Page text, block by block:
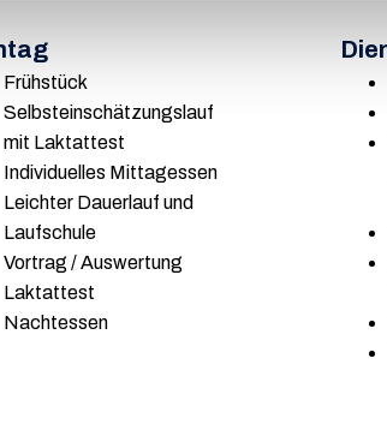
Frühstück
Selbsteinschätzungslauf
mit Laktattest
Individuelles Mittagessen
Leichter Dauerlauf und
Laufschule
Vortrag / Auswertung
Laktattest
Nachtessen